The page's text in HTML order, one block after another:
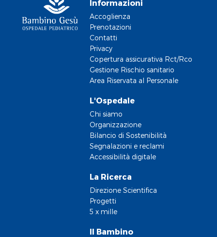
Informazioni
Accoglienza
Prenotazioni
Contatti
Privacy
Copertura assicurativa Rct/Rco
Gestione Rischio sanitario
Area Riservata al Personale
L'Ospedale
Chi siamo
Organizzazione
Bilancio di Sostenibilità
Segnalazioni e reclami
Accessibilità digitale
La Ricerca
Direzione Scientifica
Progetti
5 x mille
Il Bambino